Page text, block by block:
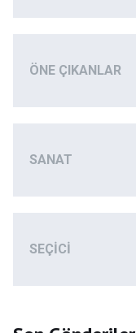
ÖNE ÇIKANLAR
SANAT
SEÇICI